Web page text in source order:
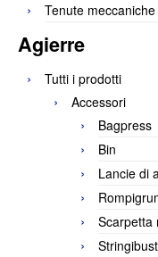
Tenute meccaniche
Agierre
Tutti i prodotti
Accessori
Bagpress
Bin
Lancie di
Scarpetta